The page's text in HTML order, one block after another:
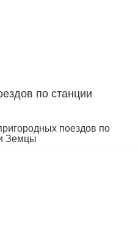
по станции
поездов по
Земцы